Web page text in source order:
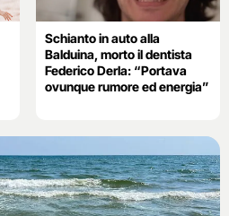
Schianto in auto alla
Balduina, morto il dentista
Federico Derla: “Portava
ovunque rumore ed energia”